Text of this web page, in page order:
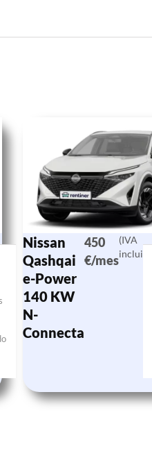
Nissan
Qashqai
e-Power
140 KW
N-
Connecta
450
€/mes
(IVA
incluido)